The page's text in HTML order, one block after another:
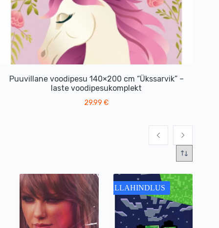
Puuvillane voodipesu 140×200 cm “Ükssarvik” –
laste voodipesukomplekt
29.99 €
ALLAHINDLUS